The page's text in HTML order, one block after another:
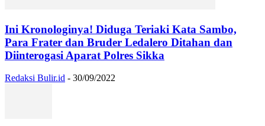
Ini Kronologinya! Diduga Teriaki Kata Sambo,
Para Frater dan Bruder Ledalero Ditahan dan
Diinterogasi Aparat Polres Sikka
Redaksi Bulir.id - 30/09/2022